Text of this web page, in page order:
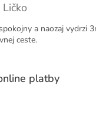
je 5 z 5 hvězdiček.
a naozaj vydrzi
ceste.
platby